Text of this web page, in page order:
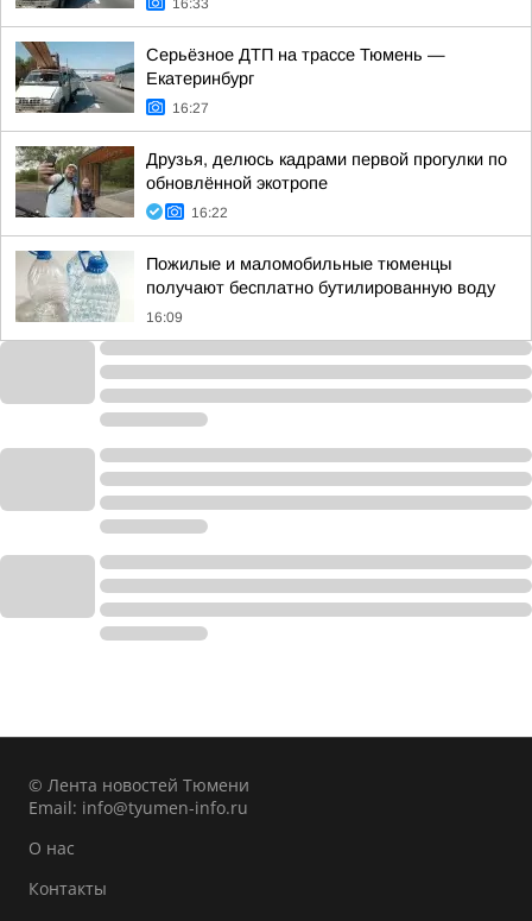
16:33
Серьёзное ДТП на трассе Тюмень —
Екатеринбург
16:27
Друзья, делюсь кадрами первой прогулки по
обновлённой экотропе
16:22
Пожилые и маломобильные тюменцы
получают бесплатно бутилированную воду
16:09
© Лента новостей Тюмени
Email: info@tyumen-info.ru
О нас
Контакты